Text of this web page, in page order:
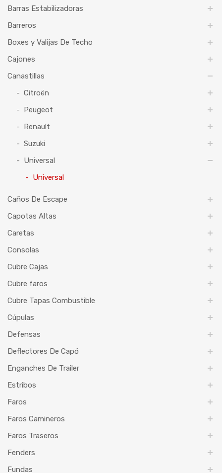
Barras Estabilizadoras
Barreros
Boxes y Valijas De Techo
Cajones
Canastillas
Citroën
Peugeot
Renault
Suzuki
Universal
Universal
Caños De Escape
Capotas Altas
Caretas
Consolas
Cubre Cajas
Cubre faros
Cubre Tapas Combustible
Cúpulas
Defensas
Deflectores De Capó
Enganches De Trailer
Estribos
Faros
Faros Camineros
Faros Traseros
Fenders
Fundas